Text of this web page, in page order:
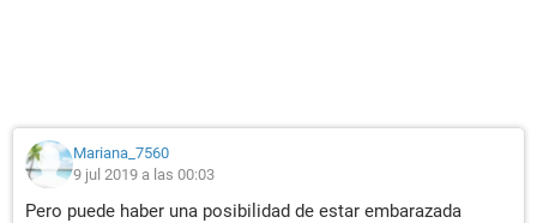
Mariana_7560
9 jul 2019 a las 00:03
Pero puede haber una posibilidad de estar embarazada